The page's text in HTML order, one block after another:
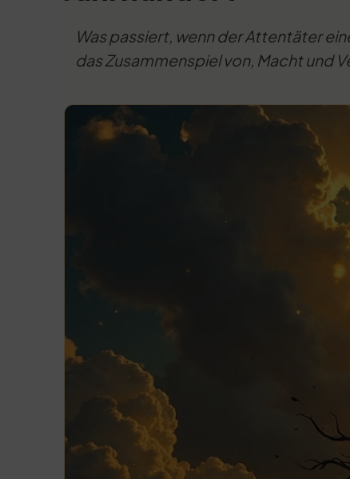
Was passiert, wenn der Attentäter
das Zusammenspiel von, Macht und